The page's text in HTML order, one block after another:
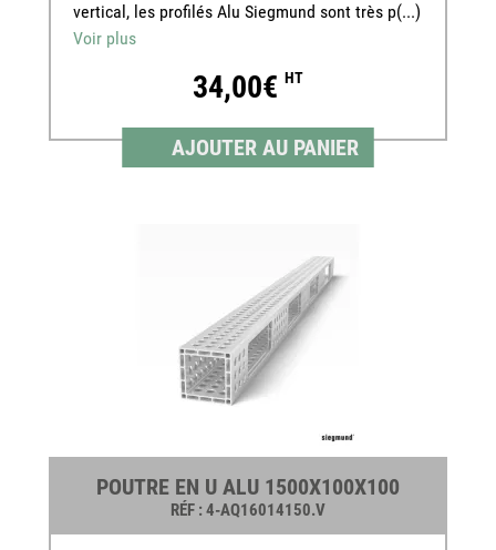
vertical, les profilés Alu Siegmund sont très p(...)
Voir plus
34,00€ HT
AJOUTER AU PANIER
POUTRE EN U ALU 1500X100X100
RÉF : 4-AQ16014150.V